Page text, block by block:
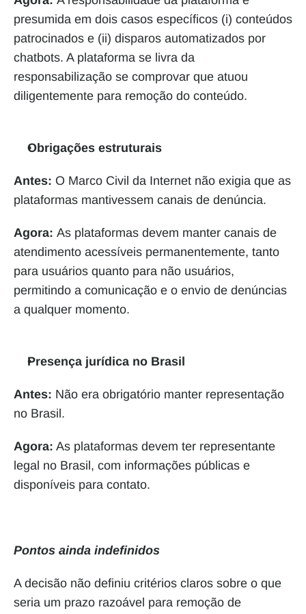
presumida em dois casos específicos (i) conteúdos
patrocinados e (ii) disparos automatizados por
chatbots. A plataforma se livra da
responsabilização se comprovar que atuou
diligentemente para remoção do conteúdo.
Obrigações estruturais
Antes: O Marco Civil da Internet não exigia que as
plataformas mantivessem canais de denúncia.
Agora: As plataformas devem manter canais de
atendimento acessíveis permanentemente, tanto
para usuários quanto para não usuários,
permitindo a comunicação e o envio de denúncias
a qualquer momento.
Presença jurídica no Brasil
Antes: Não era obrigatório manter representação
no Brasil.
Agora: As plataformas devem ter representante
legal no Brasil, com informações públicas e
disponíveis para contato.
Pontos ainda indefinidos
A decisão não definiu critérios claros sobre o que
seria um prazo razoável para remoção de